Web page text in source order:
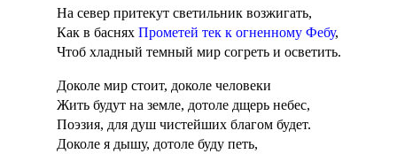
На север притекут светильник возжигать,
Как в баснях Прометей тек к огненному Фебу,
Чтоб хладный темный мир согреть и осветить.
Доколе мир стоит, доколе человеки
Жить будут на земле, дотоле дщерь небес,
Поэзия, для душ чистейших благом будет.
Доколе я дышу, дотоле буду петь,